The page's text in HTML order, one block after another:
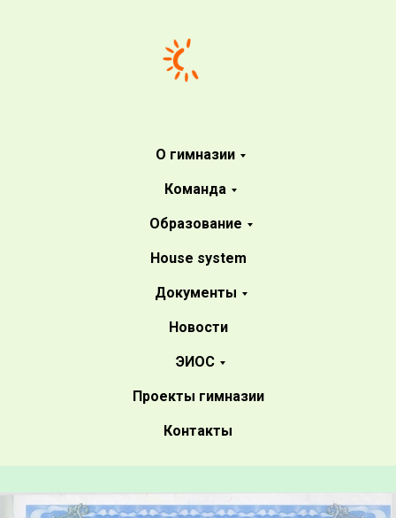
О гимназии
Команда
Образование
House system
Документы
Новости
ЭИОС
Проекты гимназии
Контакты